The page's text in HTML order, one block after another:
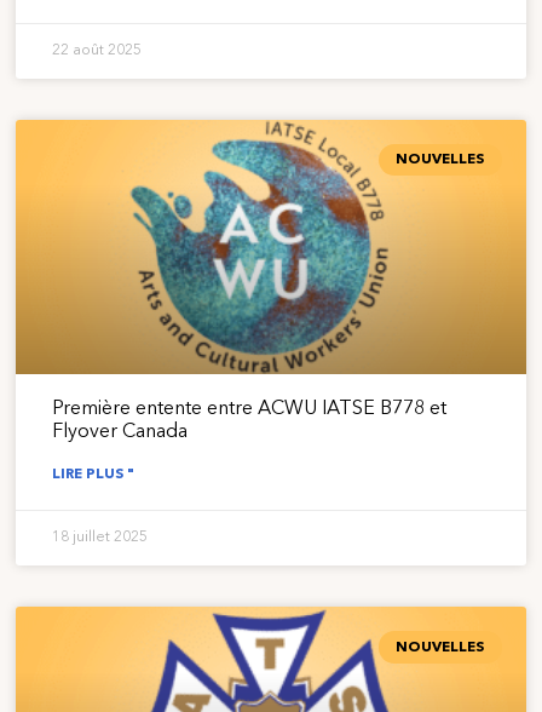
22 août 2025
NOUVELLES
Première entente entre ACWU IATSE B778 et
Flyover Canada
LIRE PLUS "
18 juillet 2025
NOUVELLES